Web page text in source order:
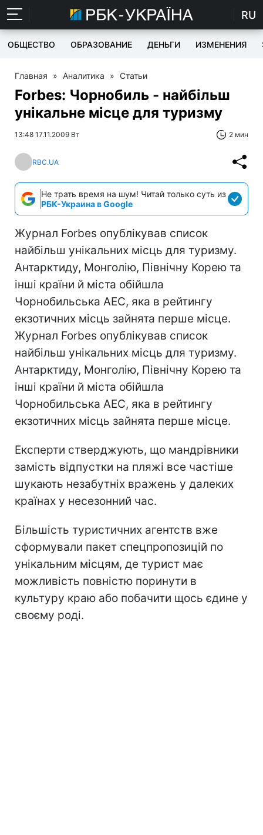
RU
ОБЩЕСТВО ОБРАЗОВАНИЕ ДЕНЬГИ ИЗМЕНЕНИЯ
Главная » Аналитика » Статьи
Forbes: Чорнобиль - найбільш
унікальне місце для туризму
13:48 17.11.2009 Вт 2 мин
RBC.UA
Не трать время на шум! Читай только суть из
РБК-Украина в Google
Журнал Forbes опублікував список
найбільш унікальних місць для туризму.
Антарктиду, Монголію, Північну Корею та
інші країни й міста обійшла
Чорнобильська АЕС, яка в рейтингу
екзотичних місць зайнята перше місце.
Журнал Forbes опублікував список
найбільш унікальних місць для туризму.
Антарктиду, Монголію, Північну Корею та
інші країни й міста обійшла
Чорнобильська АЕС, яка в рейтингу
екзотичних місць зайнята перше місце.
Експерти стверджують, що мандрівники
замість відпустки на пляжі все частіше
шукають незабутніх вражень у далеких
країнах у несезонний час.
Більшість туристичних агентств вже
сформували пакет спецпропозицій по
унікальним місцям, де турист має
можливість повністю поринути в
культуру краю або побачити щось єдине у
своєму роді.